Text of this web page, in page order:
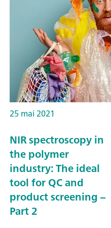
25 mai 2021
NIR spectroscopy in
the polymer
industry: The ideal
tool for QC and
product screening –
Part 2